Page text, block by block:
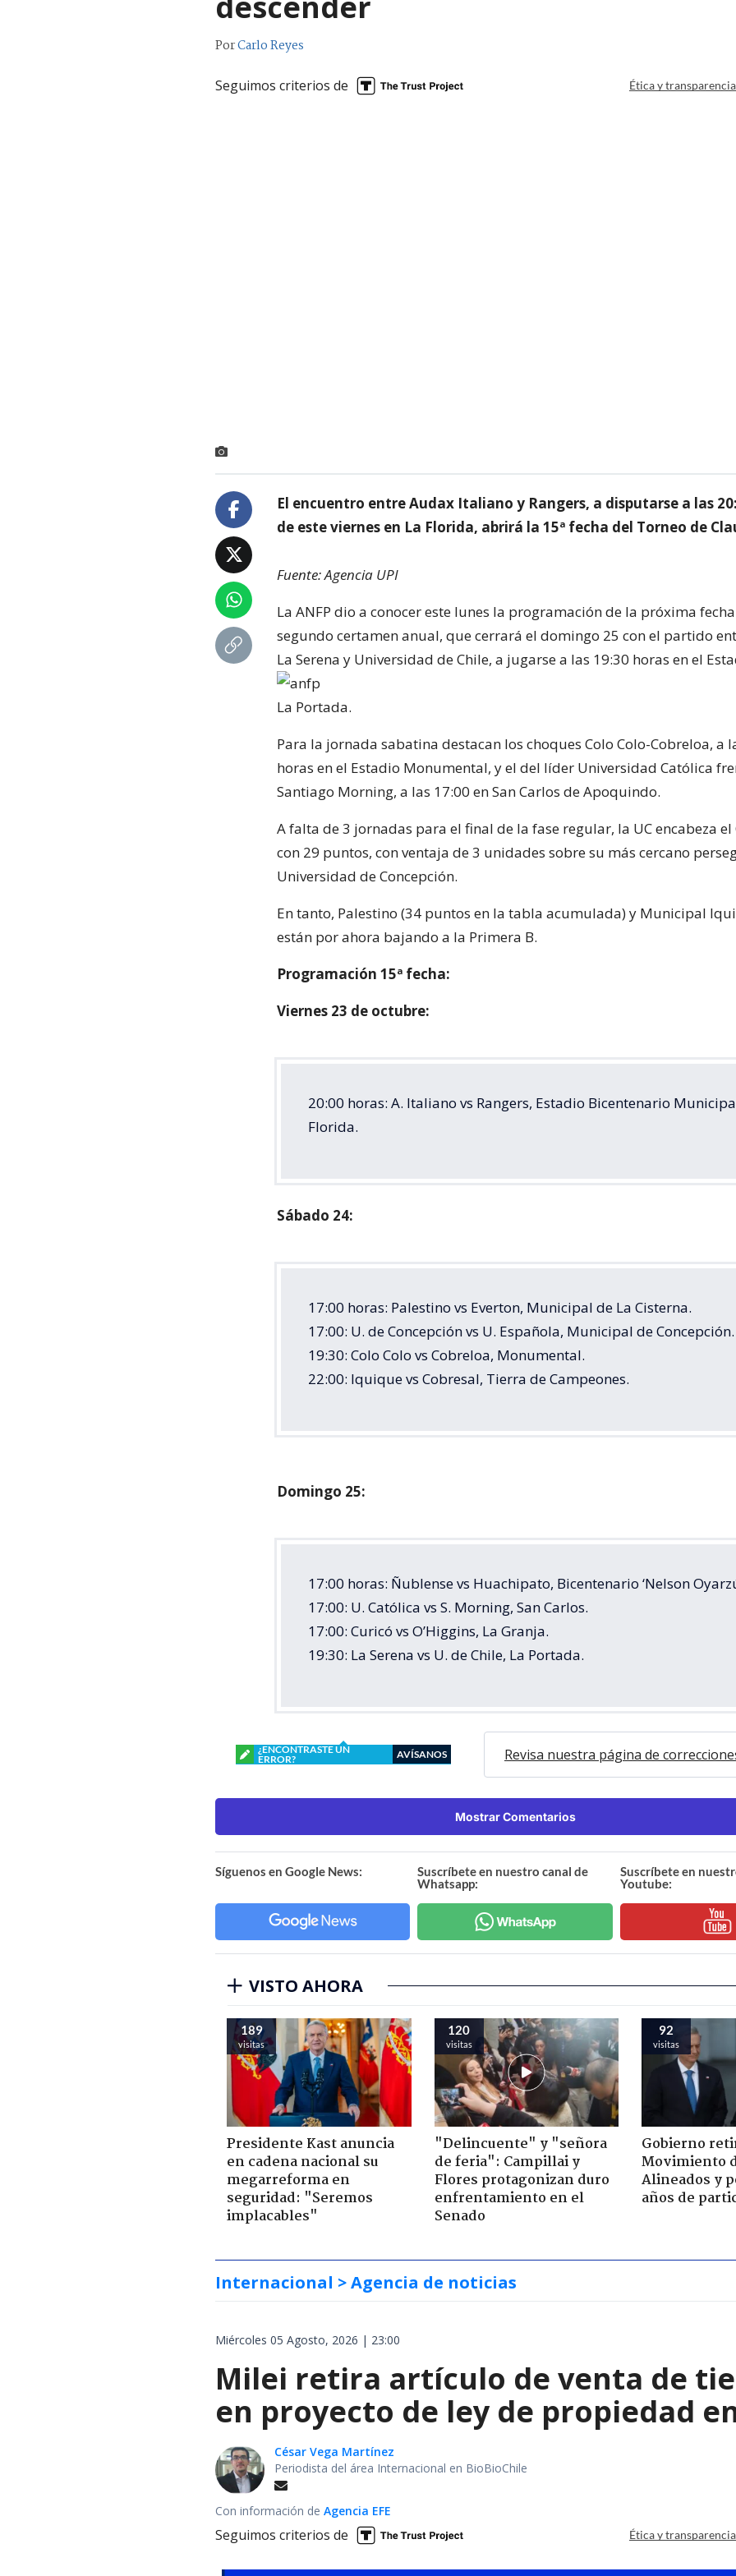
PorCarlo Reyes
Seguimos criterios de Ética y
El encuentro entre Audax Italiano y Rangers, a disputarse a las
de este viernes en La Florida, abrirá la 15ª fecha del Torneo de
Fuente: Agencia UPI
La ANFP dio a conocer este lunes la programación de la próxima
segundo certamen anual, que cerrará el domingo 25 con el partido
La Serena y Universidad de Chile, a jugarse a las 19:30 horas en el
La Portada.
Para la jornada sabatina destacan los choques Colo Colo-Cobreloa, a
horas en el Estadio Monumental, y el del líder Universidad Católica
Santiago Morning, a las 17:00 en San Carlos de Apoquindo.
A falta de 3 jornadas para el final de la fase regular, la UC encabeza el
con 29 puntos, con ventaja de 3 unidades sobre su más cercano
Universidad de Concepción.
En tanto, Palestino (34 puntos en la tabla acumulada) y Municipal
están por ahora bajando a la Primera B.
Programación 15ª fecha:
Viernes 23 de octubre:
20:00 horas: A. Italiano vs Rangers, Estadio Bicentenario
Florida.
Sábado 24:
17:00 horas: Palestino vs Everton, Municipal de La Cisterna.
17:00: U. de Concepción vs U. Española, Municipal de Concepción.
19:30: Colo Colo vs Cobreloa, Monumental.
22:00: Iquique vs Cobresal, Tierra de Campeones.
Domingo 25:
17:00 horas: Ñublense vs Huachipato, Bicentenario ‘Nelson
17:00: U. Católica vs S. Morning, San Carlos.
17:00: Curicó vs O’Higgins, La Granja.
19:30: La Serena vs U. de Chile, La Portada.
¿ENCONTRASTE UN
ERROR?
AVÍSANOS Revisa nuestra página de
Mostrar Comentarios
Síguenos en Google News:
Suscríbete en nuestro canal de
Whatsapp:
Suscríbete en
Youtube:
VISTO AHORA
222
visitas
Presidente Kast anuncia
en cadena nacional su
megarreforma en
seguridad: "Seremos
implacables"
141
visitas
"Delincuente" y "señora
de feria": Campillai y
Flores protagonizan duro
enfrentamiento en el
Senado
108
visitas
Gobierno
Movimiento
Alineados y
años de
Internacional > Agencia de noticias
Miércoles 05 Agosto, 2026 | 23:00
Milei retira artículo de venta de
en proyecto de ley de propiedad
César Vega Martínez
Periodista del área Internacional en BioBioChile
Con información de Agencia EFE
Seguimos criterios de Ética y